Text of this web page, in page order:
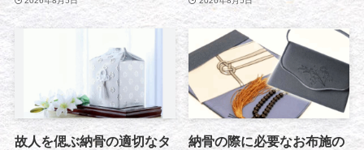
故人を偲ぶ納骨の適切なタ
納骨の際に必要なお布施の